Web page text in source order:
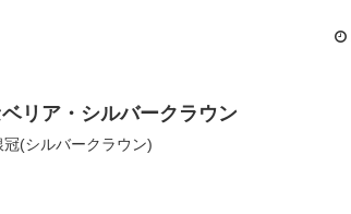
リア・シルバークラウン
冠(シルバークラウン)